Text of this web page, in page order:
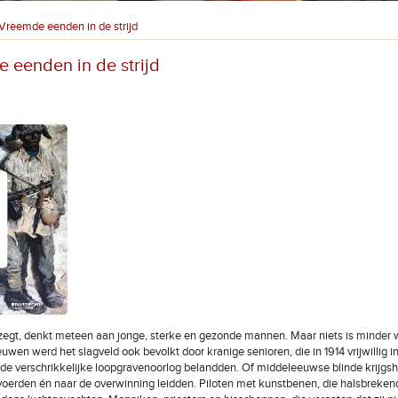
eenden in de strijd
eenden in de strijd
denkt meteen aan jonge, sterke en gezonde mannen. Maar niets is minder
werd het slagveld ook bevolkt door kranige senioren, die in 1914 vrijwillig
verschrikkelijke loopgravenoorlog belandden. Of middeleeuwse blinde
én naar de overwinning leidden. Piloten met kunstbenen, die